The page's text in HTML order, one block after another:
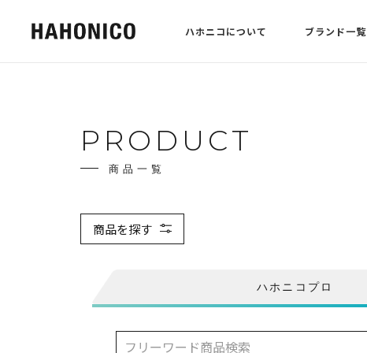
ハホニコについて ブランド一覧
PRODUCT
商品一覧
商品を探す
ハホニコプロ